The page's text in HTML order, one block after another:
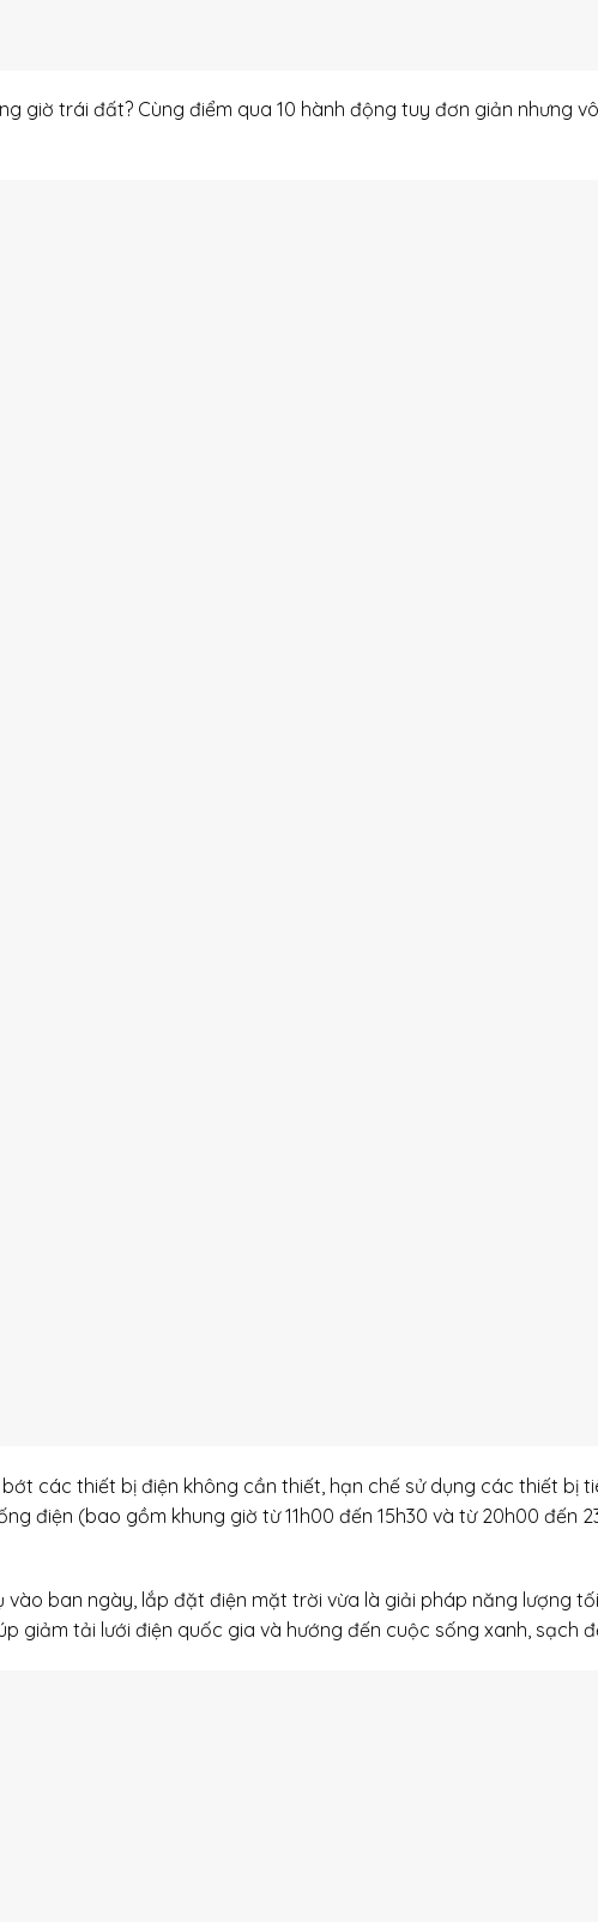
giờ trái đất? Cùng điểm qua 10 hành động tuy đơn giản nhưng
các thiết bị điện không cần thiết, hạn chế sử dụng các thiết bị
điện (bao gồm khung giờ từ 11h00 đến 15h30 và từ 20h00 đến
vào ban ngày, lắp đặt điện mặt trời vừa là giải pháp năng lượng
giảm tải lưới điện quốc gia và hướng đến cuộc sống xanh, sạch